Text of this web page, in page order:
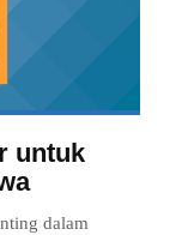
untuk
dalam